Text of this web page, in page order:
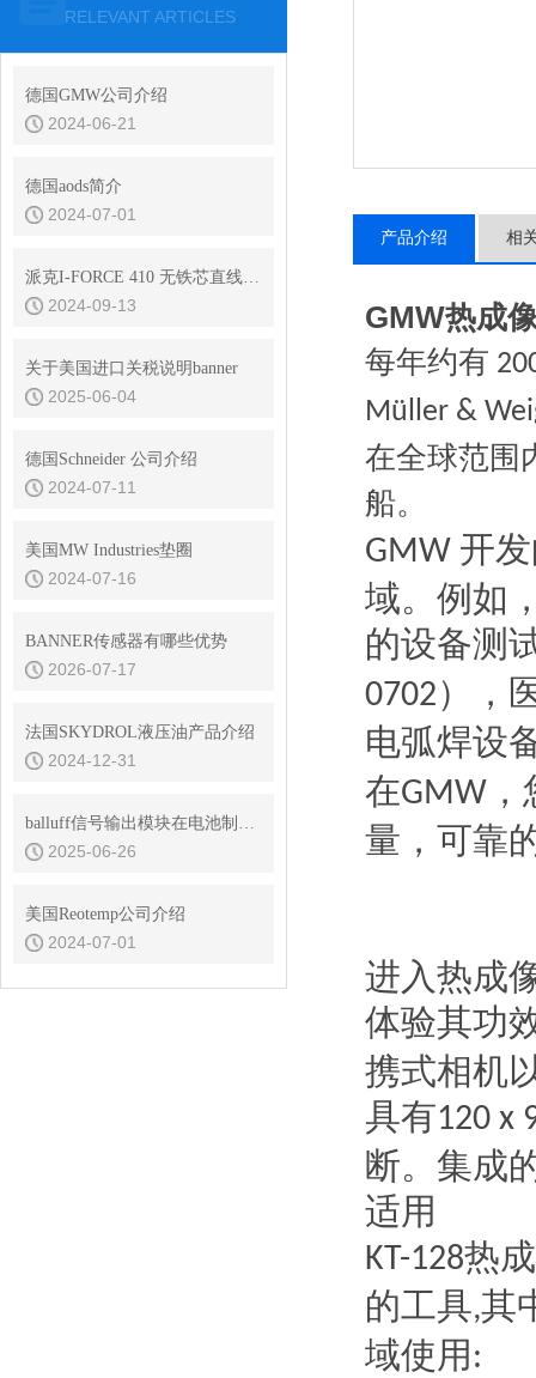
RELEVANT ARTICLES
德国GMW公司介绍
2024-06-21
德国aods简介
2024-07-01
派克I-FORCE 410 无铁芯直线电机
2024-09-13
关于美国进口关税说明banner
2025-06-04
德国Schneider 公司介绍
2024-07-11
美国MW Industries垫圈
2024-07-16
BANNER传感器有哪些优势
2026-07-17
法国SKYDROL液压油产品介绍
2024-12-31
balluff信号输出模块在电池制造业中的应用
2025-06-26
美国Reotemp公司介绍
2024-07-01
产品介绍 相
GMW热成
每年约有
Müller &
在全球范围
船。
GMW 开
域。例如
的设备测
0702），
电弧焊设
在GMW
量，可靠
进入热成
体验其功
携式相机
具有120 x
断。集成
适用
KT-128热
的工具,其
域使用 :